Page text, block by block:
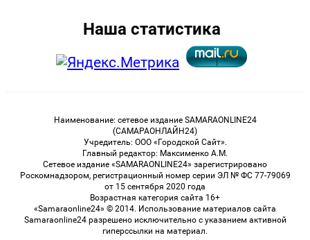
Наша статистика
Наименование: сетевое издание SAMARAONLINE24
(САМАРАОНЛАЙН24)
Учредитель: ООО «Городской Сайт».
Главный редактор: Максименко А.М.
Сетевое издание «SAMARAONLINE24» зарегистрировано
Роскомнадзором, регистрационный номер серии ЭЛ № ФС 77-79069
от 15 сентября 2020 года
Возрастная категория сайта 16+
«Samaraonline24» © 2014. Использование материалов сайта
Samaraonline24 разрешено исключительно с указанием активной
гиперссылки на материал.